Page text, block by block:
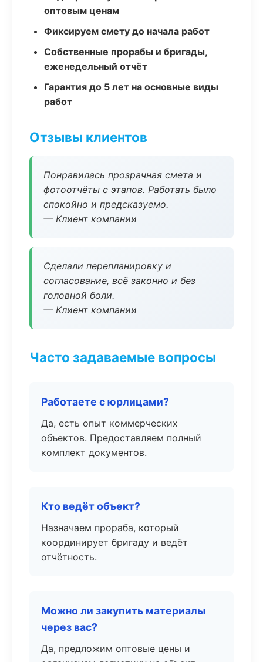
оптовым ценам
Фиксируем смету до начала работ
Собственные прорабы и бригады,
еженедельный отчёт
Гарантия до 5 лет на основные виды
работ
Отзывы клиентов
Понравилась прозрачная смета и
фотоотчёты с этапов. Работать было
спокойно и предсказуемо.
— Клиент компании
Сделали перепланировку и
согласование, всё законно и без
головной боли.
— Клиент компании
Часто задаваемые вопросы
Работаете с юрлицами?
Да, есть опыт коммерческих
объектов. Предоставляем полный
комплект документов.
Кто ведёт объект?
Назначаем прораба, который
координирует бригаду и ведёт
отчётность.
Можно ли закупить материалы
через вас?
Да, предложим оптовые цены и